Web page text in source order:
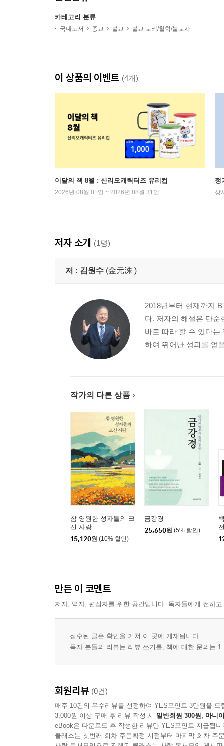
카테고리 분류
국내도서 종교 불교 불교 교리/철학/불교사
이 상품의 이벤트 (4개)
이달의 책 8월 : 산리오캐릭터즈 유리컵
2026년 08월 01일 ~ 2026년 08월 31일
정
상
저자 소개 (1명)
저 : 김원수 (金元洙 )
2018년부터 현재까지
다. 저자의 해설은 단
바로 따라 할 수 있다
하여 뛰어난 성과를 얻
작가의 다른 상품
참 영원한 성자들의 크
신 사랑
15,120원 (10% 할인)
금강경
25,650원 (5% 할인)
만든 이 코멘트
저자, 역자, 편집자를 위한 공간입니다. 독자들에게 전하
접수된 글은 확인을 거쳐 이 곳에 게재됩니다.
독자 분들의 리뷰는 리뷰 쓰기를, 책에 대한 문의는
회원리뷰 (0건)
매주 10건의 우수리뷰를 선정하여 YES포인트 3만원을 드
3,000원 이상 구매 후 리뷰 작성 시 일반회원 300원, 마니
eBook은 다운로드 후 작성한 리뷰만 YES포인트 지급됩니
클래스는 첫번째 회차 주문확정 시점부터 마지막 회차 주